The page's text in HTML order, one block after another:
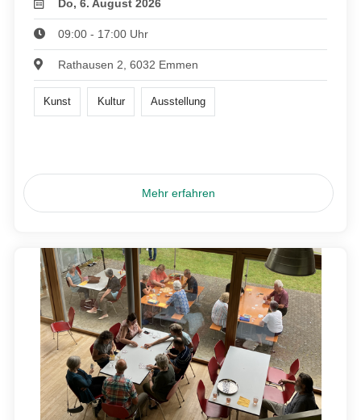
Do, 6. August 2026
09:00 - 17:00 Uhr
Rathausen 2, 6032 Emmen
Kunst Kultur Ausstellung
Mehr erfahren